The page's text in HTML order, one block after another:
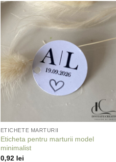
ETICHETE MARTURII
Eticheta pentru marturii model
minimalist
0,92 lei